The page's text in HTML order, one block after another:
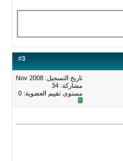
#3
تاريخ التسجيل: Nov 2008
مشاركة: 34
مستوى تقييم العضوية: 0